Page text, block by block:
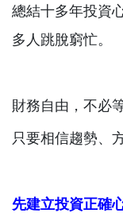
總結十多年投資
多人跳脫窮忙。
財務自由，不必
只要相信趨勢、
先建立投資正確